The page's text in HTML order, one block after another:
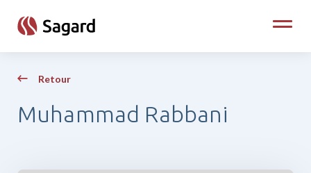
Toggle
Retour
Muhammad Rabbani